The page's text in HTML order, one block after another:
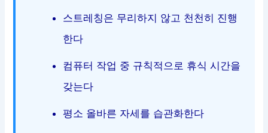
스트레칭은 무리하지 않고 천천히 진행
한다
컴퓨터 작업 중 규칙적으로 휴식 시간을
갖는다
평소 올바른 자세를 습관화한다